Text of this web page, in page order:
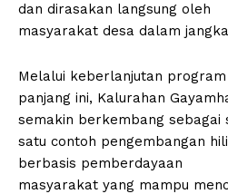
dan dirasakan langsung oleh
masyarakat desa dalam
Melalui keberlanjutan program
panjang ini, Kalurahan
semakin berkembang sebagai
satu contoh pengembangan
berbasis pemberdayaan
masyarakat yang mampu